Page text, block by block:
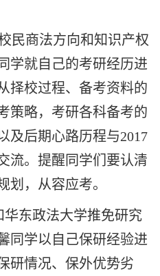
民商法方向和知识产权
学就自己的考研经历进
择校过程、备考资料的
策略，考研各科备考的
及后期心路历程与2017
流。提醒同学们要认清
划，从容应考。
东政法大学推免研究
同学以自己保研经验进
研情况、保外优势劣